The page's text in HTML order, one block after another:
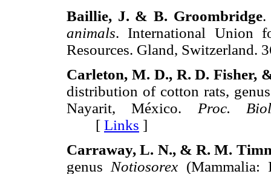
Baillie, J. & B. Groombridge.
animals. International Union
Resources. Gland,
Carleton, M. D., R. D. Fisher,
distribution of cotton rats,
Nayarit, México. Proc.
[ Links ]
Carraway, L. N., & R. M.
genus Notiosorex (Mammalia: